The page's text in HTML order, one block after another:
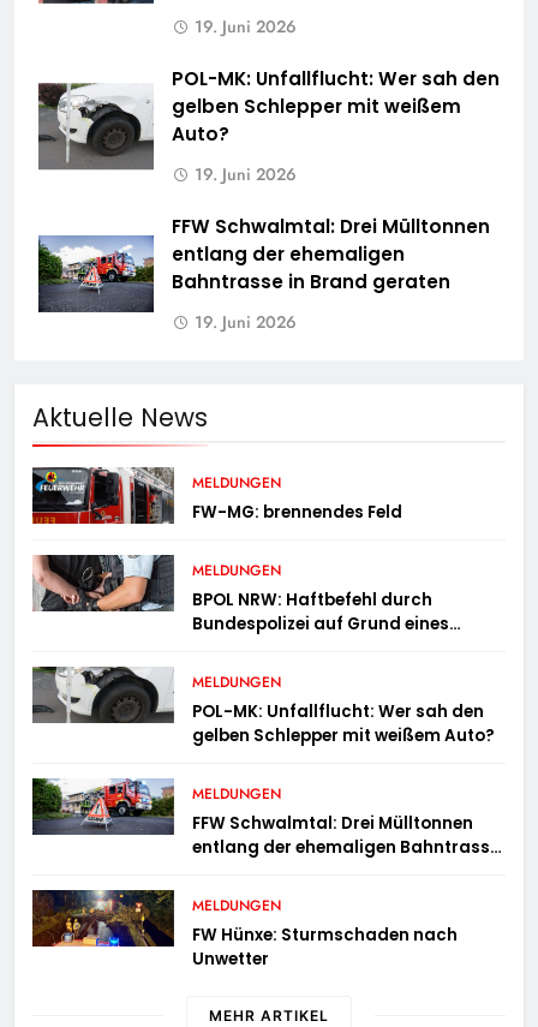
19. Juni 2026
POL-MK: Unfallflucht: Wer sah den
gelben Schlepper mit weißem
Auto?
19. Juni 2026
FFW Schwalmtal: Drei Mülltonnen
entlang der ehemaligen
Bahntrasse in Brand geraten
19. Juni 2026
Aktuelle News
MELDUNGEN
FW-MG: brennendes Feld
MELDUNGEN
BPOL NRW: Haftbefehl durch
Bundespolizei auf Grund eines
MELDUNGEN
POL-MK: Unfallflucht: Wer sah den
gelben Schlepper mit weißem Auto?
MELDUNGEN
FFW Schwalmtal: Drei Mülltonnen
entlang der ehemaligen Bahntrasse
MELDUNGEN
FW Hünxe: Sturmschaden nach
Unwetter
MEHR ARTIKEL